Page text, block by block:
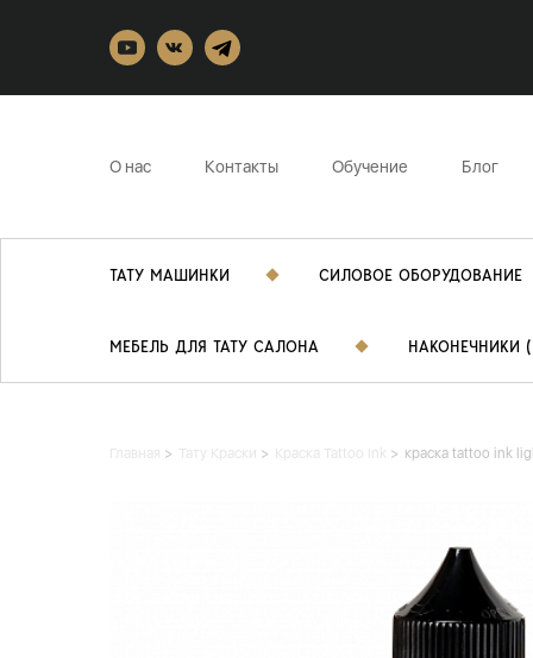
О нас Контакты Обучение Блог
ТАТУ МАШИНКИ СИЛОВОЕ ОБОРУДОВАНИЕ
МЕБЕЛЬ ДЛЯ ТАТУ САЛОНА НАКОНЕЧНИКИ
Главная Тату Краски Краска Tattoo Ink краска tattoo ink